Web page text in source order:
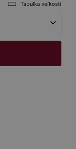
Tabuľka veľkostí